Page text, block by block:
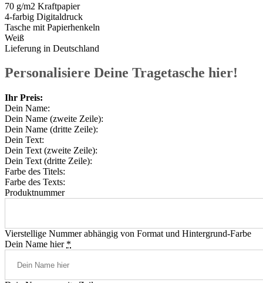
70 g/m2 Kraftpapier
4-farbig Digitaldruck
Tasche mit Papierhenkeln
Weiß
Lieferung in Deutschland
Personalisiere Deine Tragetasche hier!
Ihr Preis:
Dein Name:
Dein Name (zweite Zeile):
Dein Name (dritte Zeile):
Dein Text:
Dein Text (zweite Zeile):
Dein Text (dritte Zeile):
Farbe des Titels:
Farbe des Texts:
Produktnummer
Vierstellige Nummer abhängig von Format und Hintergrund-Farbe
Dein Name hier *